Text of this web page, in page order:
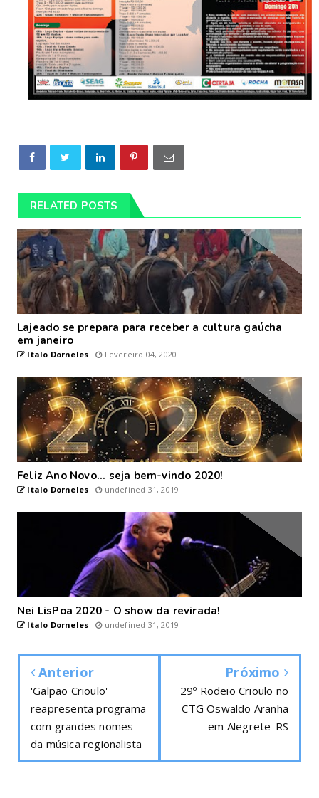
RELATED POSTS
Lajeado se prepara para receber a cultura gaúcha
em janeiro
Italo Dorneles Fevereiro 04, 2020
Feliz Ano Novo... seja bem-vindo 2020!
Italo Dorneles undefined 31, 2019
Nei LisPoa 2020 - O show da revirada!
Italo Dorneles undefined 31, 2019
Anterior
'Galpão Crioulo'
reapresenta programa
com grandes nomes
da música regionalista
Próximo
29º Rodeio Crioulo no
CTG Oswaldo Aranha
em Alegrete-RS